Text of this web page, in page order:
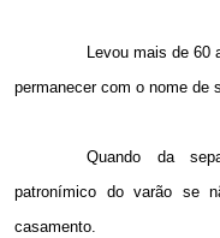
Levou mais de 60
permanecer com o nome de
Quando da
patronímico do varão se
casamento.